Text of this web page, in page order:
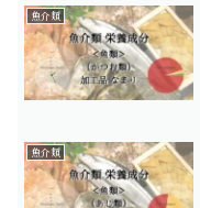
魚介類
魚介類